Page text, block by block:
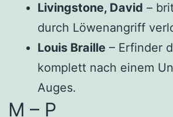
Livingstone, David –
durch Löwenangriff
Louis Braille – Erfinder
komplett nach einem
Auges.
M – P